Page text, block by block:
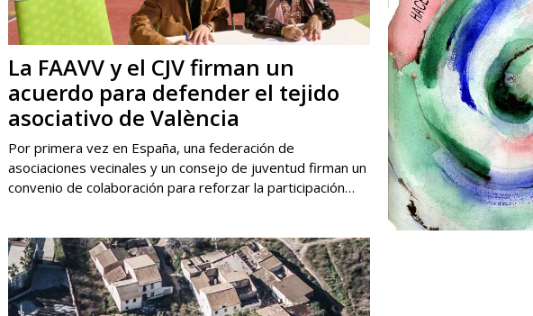
La FAAVV y el CJV firman un
acuerdo para defender el tejido
asociativo de València
Por primera vez en España, una federación de
asociaciones vecinales y un consejo de juventud firman un
convenio de colaboración para reforzar la participación…